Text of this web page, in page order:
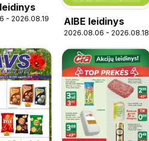
- 2026.08.19 AIBE leidinys
2026.08.06 - 2026.08.18